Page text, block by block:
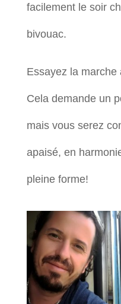
facilement le soir
bivouac.
Essayez la marche
Cela demande un
mais vous serez
apaisé, en
pleine forme!